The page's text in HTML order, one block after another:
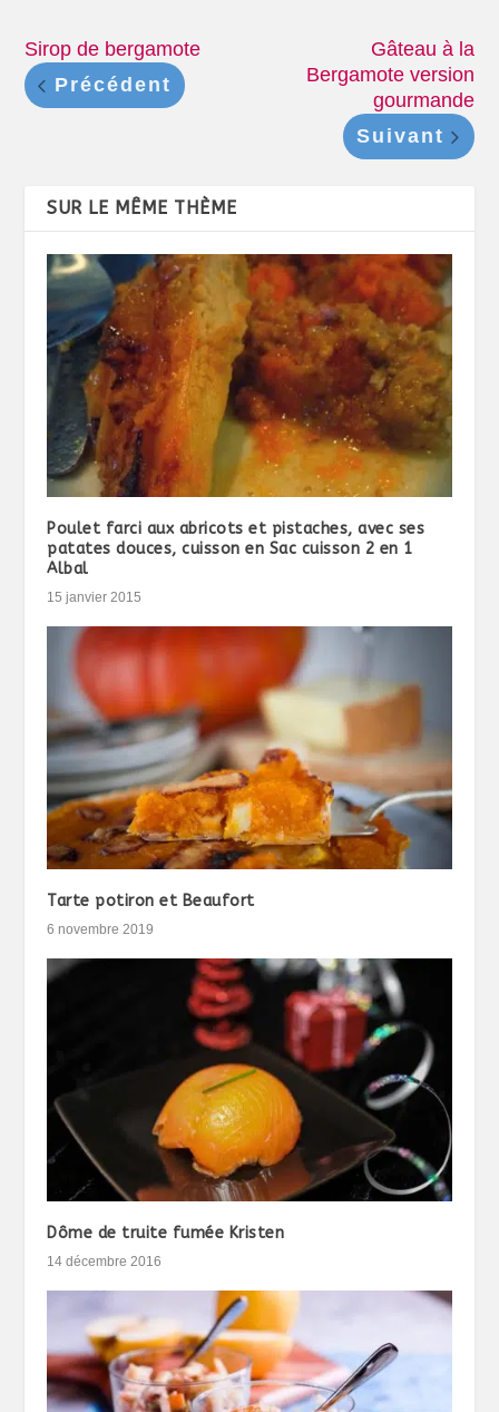
Sirop de bergamote
Précédent
Gâteau à la
Bergamote version
gourmande
Suivant
SUR LE MÊME THÈME
Poulet farci aux abricots et pistaches, avec ses
patates douces, cuisson en Sac cuisson 2 en 1
Albal
15 janvier 2015
Tarte potiron et Beaufort
6 novembre 2019
Dôme de truite fumée Kristen
14 décembre 2016